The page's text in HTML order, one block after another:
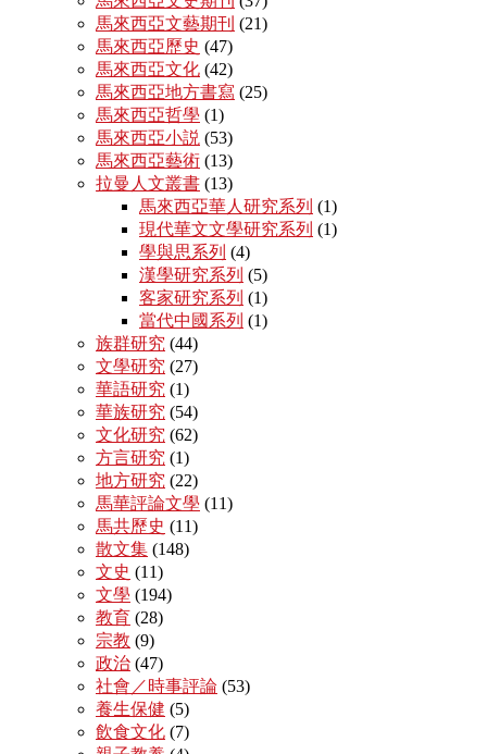
馬來西亞文藝期刊 (21)
馬來西亞歷史 (47)
馬來西亞文化 (42)
馬來西亞地方書寫 (25)
馬來西亞哲學 (1)
馬來西亞小説 (53)
馬來西亞藝術 (13)
拉曼人文叢書 (13)
馬來西亞華人研究系列 (1)
現代華文文學研究系列 (1)
學與思系列 (4)
漢學研究系列 (5)
客家研究系列 (1)
當代中國系列 (1)
族群研究 (44)
文學研究 (27)
華語研究 (1)
華族研究 (54)
文化研究 (62)
方言研究 (1)
地方研究 (22)
馬華評論文學 (11)
馬共歷史 (11)
散文集 (148)
文史 (11)
文學 (194)
教育 (28)
宗教 (9)
政治 (47)
社會／時事評論 (53)
養生保健 (5)
飲食文化 (7)